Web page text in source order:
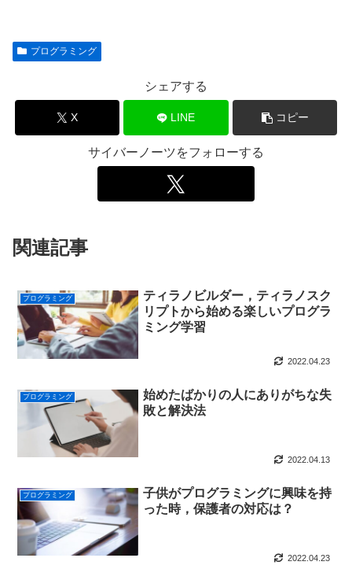
プログラミング
シェアする
X LINE コピー
サイバーノーツをフォローする
関連記事
プログラミング
ティラノビルダー，ティラノスク
リプトから始める楽しいプログラ
ミング学習
2022.04.23
プログラミング
始めたばかりの人にありがちな失
敗と解決法
2022.04.13
プログラミング
子供がプログラミングに興味を持
った時，保護者の対応は？
2022.04.23